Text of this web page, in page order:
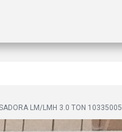
LM/LMH 3.0 TON 10335005